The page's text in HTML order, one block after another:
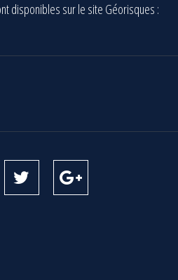
disponibles sur le site Géorisques :